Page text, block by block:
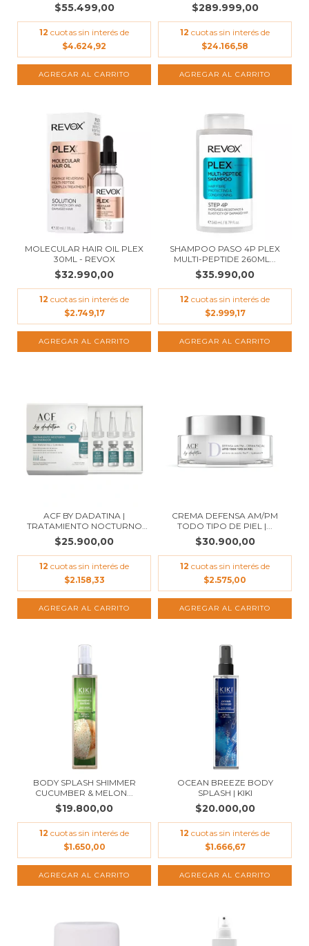
$55.499,00
12 cuotas sin interés de
$4.624,92
$289.999,00
12 cuotas sin interés de
$24.166,58
MOLECULAR HAIR OIL PLEX
30ML - REVOX
$32.990,00
12 cuotas sin interés de
$2.749,17
SHAMPOO PASO 4P PLEX
MULTI-PEPTIDE 260ML...
$35.990,00
12 cuotas sin interés de
$2.999,17
ACF BY DADATINA |
TRATAMIENTO NOCTURNO
R...
$25.900,00
12 cuotas sin interés de
$2.158,33
CREMA DEFENSA AM/PM
TODO TIPO DE PIEL |...
$30.900,00
12 cuotas sin interés de
$2.575,00
BODY SPLASH SHIMMER
CUCUMBER & MELON...
$19.800,00
12 cuotas sin interés de
$1.650,00
OCEAN BREEZE BODY
SPLASH | KIKI
$20.000,00
12 cuotas sin interés de
$1.666,67